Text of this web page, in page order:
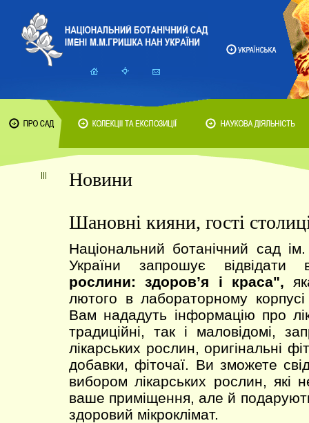
Новини
Шановні кияни, гості
Національний ботанічний сад
України запрошує відвідати
рослини: здоров’я і краса",
лютого в лабораторному
Вам нададуть інформацію про
традиційні, так і маловідомі,
лікарських рослин, оригінальні
добавки, фіточаї. Ви зможете
вибором лікарських рослин, які
ваше приміщення, але й
здоровий мікроклімат.